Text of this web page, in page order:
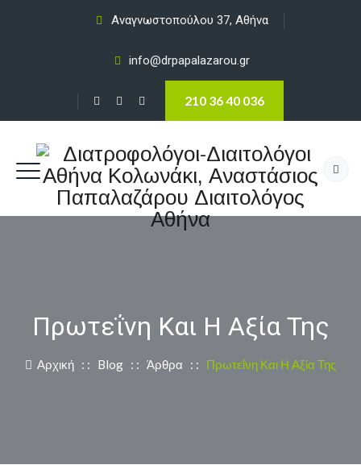
Αναγνωστοπούλου 37, Αθήνα
info@drpapalazarou.gr
210 36 40 036
Πρωτεΐνη Και Η Αξία Της
Αρχική : : Blog : : Άρθρα : : Πρωτεΐνη Και Η Αξία Της